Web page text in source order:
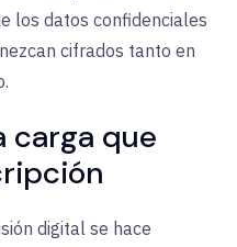
los datos confidenciales
cifrados tanto en
carga que
digital se hace